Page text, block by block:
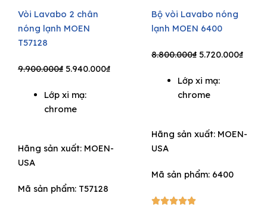
Vòi Lavabo 2 chân
nóng lạnh MOEN
T57128
9.900.000₫ Original
was:
9.900.000₫.
5.940.000₫Current
Lớp xi mạ:
chrome
Hãng sản xuất: MOEN-
USA
Mã sản phẩm: T57128
Bộ vòi Lavabo nóng
lạnh MOEN 6400
8.800.000₫ Original
was:
8.800.000₫.
5.720.000₫
Lớp xi mạ:
chrome
Hãng sản xuất: MOEN-
USA
Mã sản phẩm: 6400
5/5